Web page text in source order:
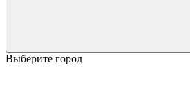
Выберите город